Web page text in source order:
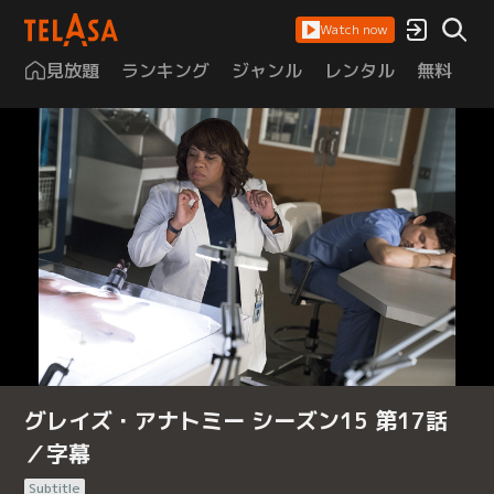
Watch now
見放題 ランキング ジャンル レンタル 無料
グレイズ・アナトミー シーズン15 第17話
／字幕
Subtitle